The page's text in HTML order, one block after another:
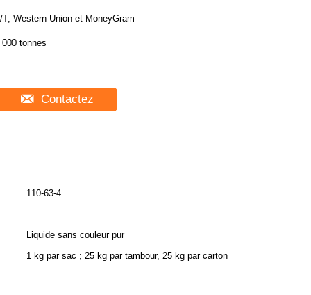
T, Western Union et MoneyGram
000 tonnes
Contactez
110-63-4
Liquide sans couleur pur
1 kg par sac ; 25 kg par tambour, 25 kg par carton